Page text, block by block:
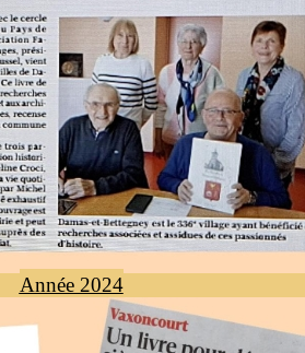
Année 2024